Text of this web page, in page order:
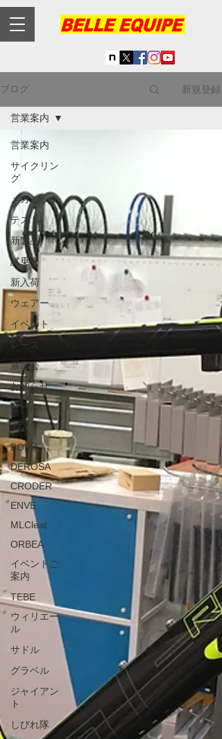
ブログ 新規登録
営業案内
サイクリン
グ
メカニック
テスト
新製品
試乗会
新入荷
ウェアー
イベント
レース
展示会
お知らせ
セール
3T
BOMA
DEROSA
CRODER
ENVE
MLCleat
ORBEA
イベントご
案内
TEBE
ウィリエー
ル
サドル
グラベル
ジャイアン
ト
しびれ隊
営業案内